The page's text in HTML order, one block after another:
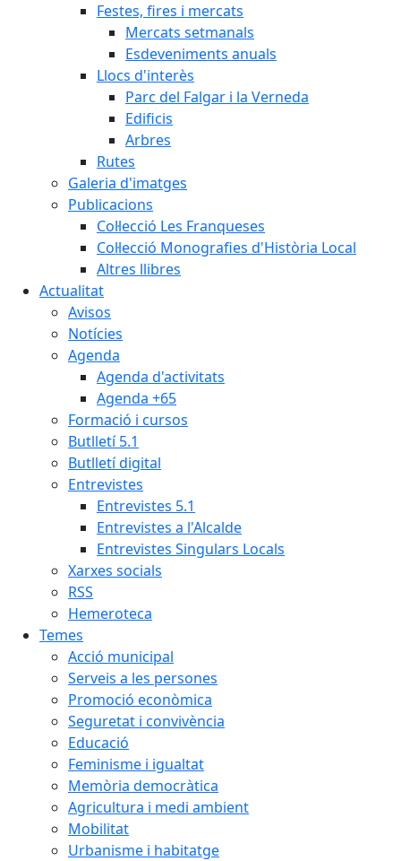
Festes, fires i mercats
Mercats setmanals
Esdeveniments anuals
Llocs d'interès
Parc del Falgar i la Verneda
Edificis
Arbres
Rutes
Galeria d'imatges
Publicacions
Col·lecció Les Franqueses
Col·lecció Monografies d'Història Local
Altres llibres
Actualitat
Avisos
Notícies
Agenda
Agenda d'activitats
Agenda +65
Formació i cursos
Butlletí 5.1
Butlletí digital
Entrevistes
Entrevistes 5.1
Entrevistes a l'Alcalde
Entrevistes Singulars Locals
Xarxes socials
RSS
Hemeroteca
Temes
Acció municipal
Serveis a les persones
Promoció econòmica
Seguretat i convivència
Educació
Feminisme i igualtat
Memòria democràtica
Agricultura i medi ambient
Mobilitat
Urbanisme i habitatge